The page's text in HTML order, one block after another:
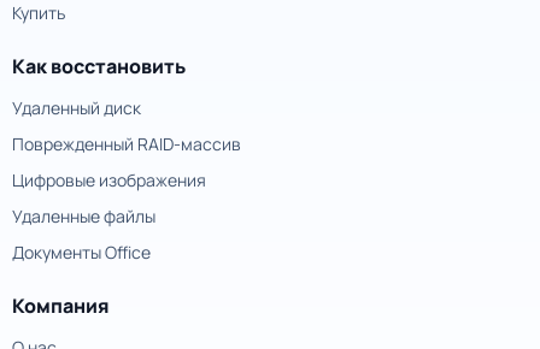
Купить
Как восстановить
Удаленный диск
Поврежденный RAID-массив
Цифровые изображения
Удаленные файлы
Документы Office
Компания